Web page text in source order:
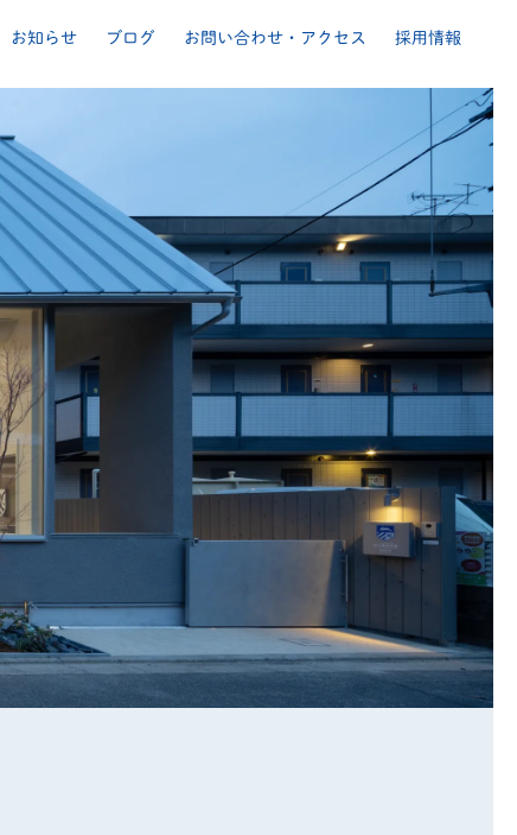
お知らせ ブログ お問い合わせ・アクセス 採用情報